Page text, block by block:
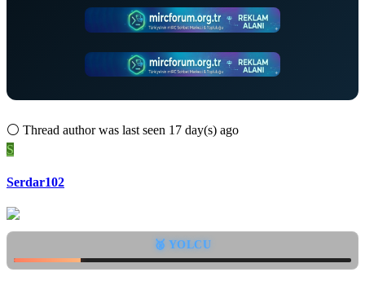
⚪ Thread author was last seen 17 day(s) ago
S
Serdar102
🥈 YOLCU